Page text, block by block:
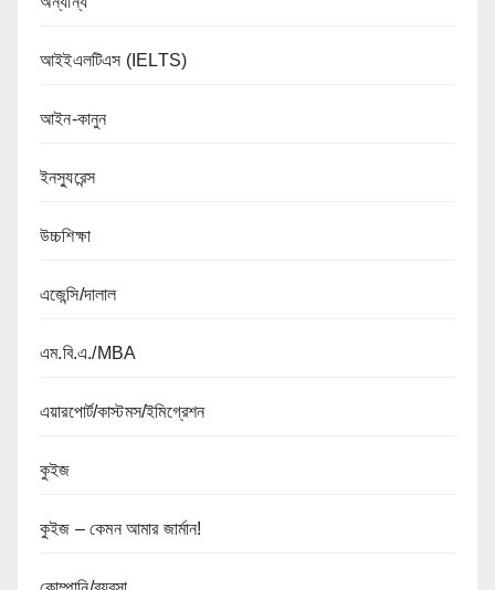
আইইএলটিএস (IELTS)
আইন-কানুন
ইনস্যুরেন্স
উচ্চশিক্ষা
এজেন্সি/দালাল
এম.বি.এ./MBA
এয়ারপোর্ট/কাস্টমস/ইমিগ্রেশন
কুইজ
কুইজ – কেমন আমার জার্মান!